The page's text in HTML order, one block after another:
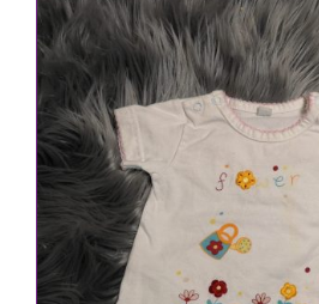
IN DEN WARENKORB /